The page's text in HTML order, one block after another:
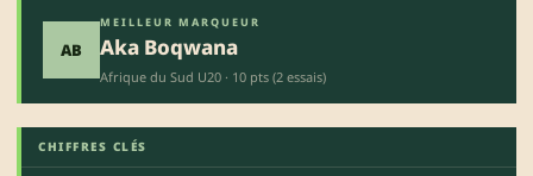
AB
MEILLEUR MARQUEUR
Aka Boqwana
Afrique du Sud U20 · 10 pts (2 essais)
CHIFFRES CLÉS